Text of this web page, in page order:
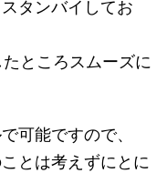
タンバイしてお
ところスムーズに
可能ですので、
とは考えずにとに